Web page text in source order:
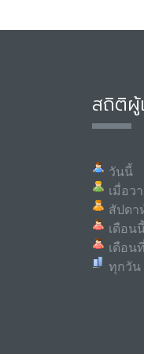
สถิติผู้
วันนี้
เมื่อว
สัปดา
เดือน
เดือน
ทุกวัน